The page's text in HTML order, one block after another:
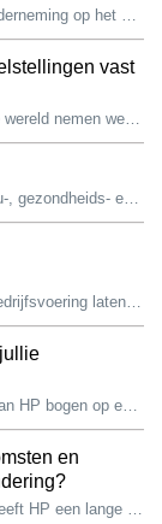
HP wordt erkend als een toonaangevende onderneming op het gebied van milieuduurzaamheid en maatschappelijke impact. Duurzame ontwikkeling helpt onze ...
vast
Ja. Op 150 locaties in 59 landen over de hele wereld nemen we maatregelen om de uitstoot van broeikasgas (BKG), energie- en wateronttrekking en afvalprodu...
Ja. HP streeft naar een toonaangevend milieu-, gezondheids- en veiligheidsprogramma (EHS) dat voor voortdurende verbetering voor de veiligheid van onze med...
Ja. Door vorm te geven aan een duurzame bedrijfsvoering laten we actief zien wat onze waarden zijn en brengen we werkwijzen die toonaangevend zijn in de se...
In het streven naar meer bedrijfsveerkracht kan HP bogen op een lange geschiedenis van klimaatactie. Wij zijn er trots op dat wij sinds 2019 onze totale k...
en
In het streven naar meer bedrijfsveerkracht heeft HP een lange geschiedenis van klimaatactie. We zijn er trots op dat we sinds 2019 onze totale koolstofvo...